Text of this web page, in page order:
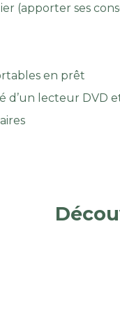
(apporter ses
en prêt
d’un lecteur DVD